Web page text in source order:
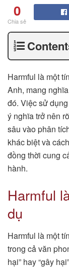
0
Chia sẻ
Harmful là một
Anh, mang
đó. Việc sử
ý nghĩa trở nên
sâu vào phân
khác biệt và
đồng thời cung
hành.
Harmful
dụ
Harmful là một
trong cả văn
hại” hay “gây